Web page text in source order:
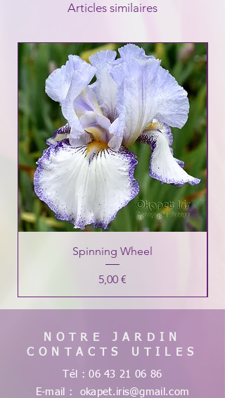
Articles similaires
Spinning Wheel
Prix
5,00 €
NOTRE JARDIN
CONTACTS UTILES
Tél :06 43 21 06 86
E-mail : okapet.iris@gmail.com